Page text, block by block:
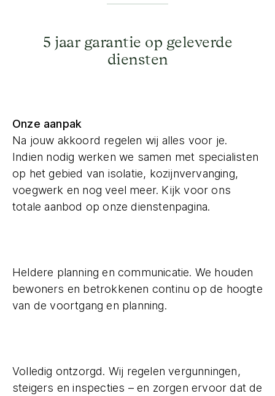
5 jaar garantie op geleverde
diensten
Onze aanpak
Na jouw akkoord regelen wij alles voor je.
Indien nodig werken we samen met specialisten
op het gebied van isolatie, kozijnvervanging,
voegwerk en nog veel meer. Kijk voor ons
totale aanbod op onze dienstenpagina.
Heldere planning en communicatie. We houden
bewoners en betrokkenen continu op de hoogte
van de voortgang en planning.
Volledig ontzorgd. Wij regelen vergunningen,
steigers en inspecties – en zorgen ervoor dat de